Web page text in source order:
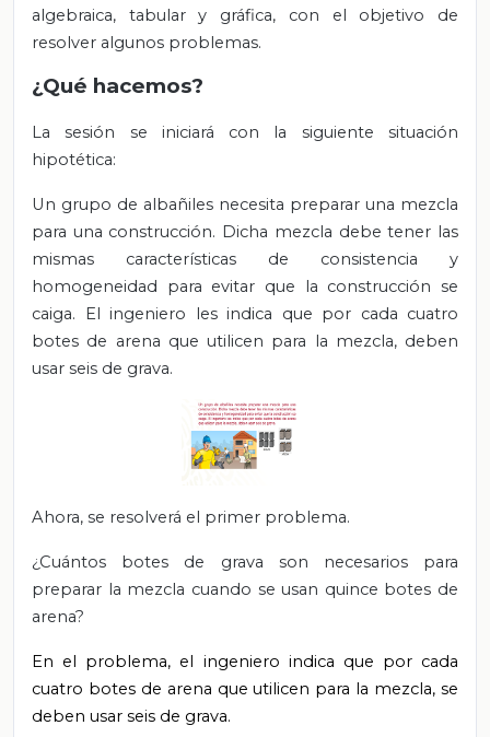
algebraica, tabular y gráfica, con el objetivo de
resolver algunos problemas.
¿Qué hacemos?
La sesión se iniciará con la siguiente situación
hipotética:
Un grupo de albañiles necesita preparar una mezcla
para una construcción. Dicha mezcla debe tener las
mismas características de consistencia y
homogeneidad para evitar que la construcción se
caiga. El ingeniero les indica que por cada cuatro
botes de arena que utilicen para la mezcla, deben
usar seis de grava.
Ahora, se resolverá el primer problema.
¿Cuántos botes de grava son necesarios para
preparar la mezcla cuando se usan quince botes de
arena?
En el problema, el ingeniero indica que por cada
cuatro botes de arena que utilicen para la mezcla, se
deben usar seis de grava.